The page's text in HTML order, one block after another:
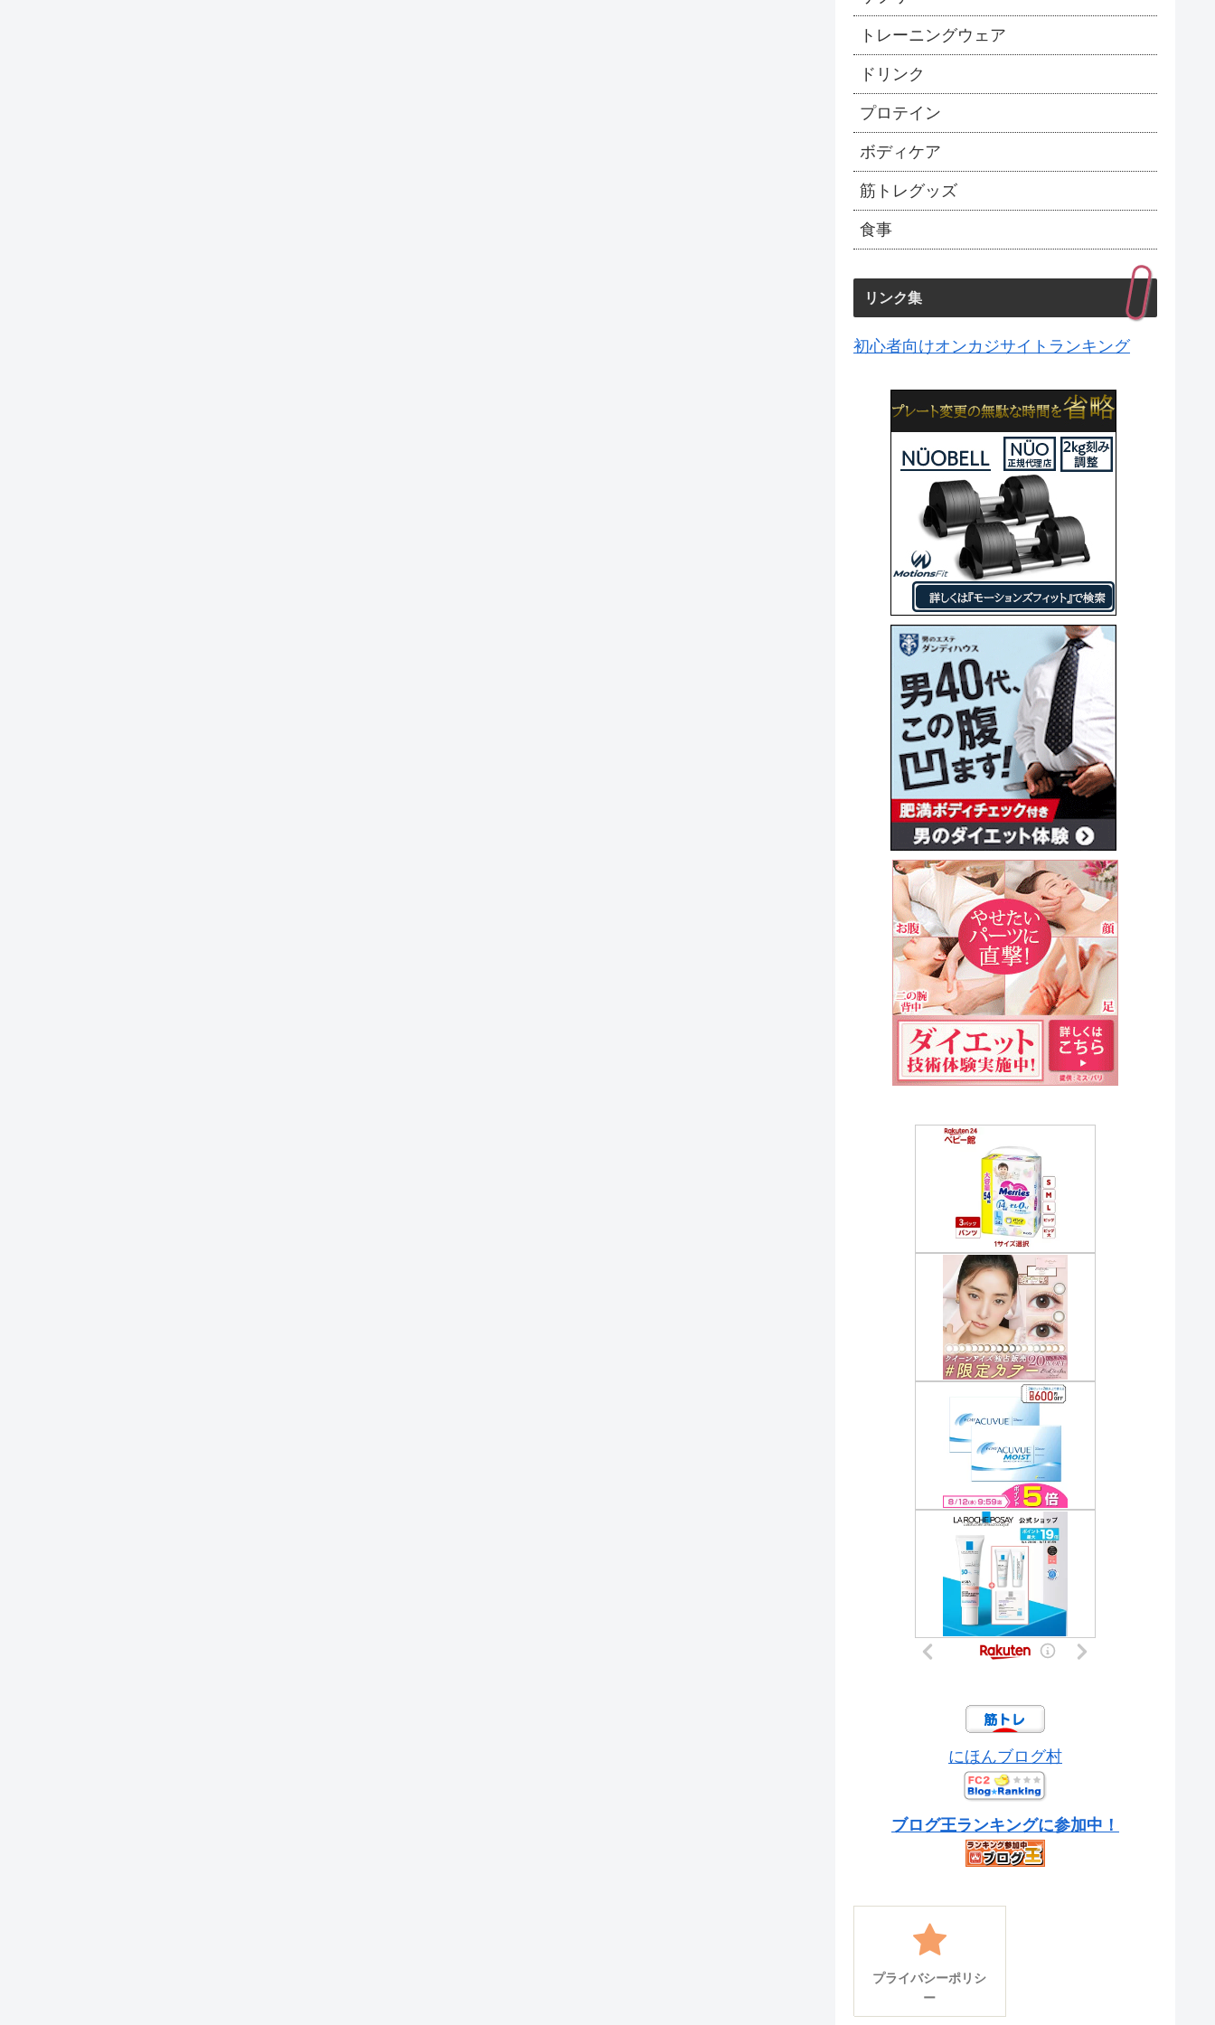
トレーニングウェア
ドリンク
プロテイン
ボディケア
筋トレグッズ
食事
リンク集
初心者向けオンカジサイトランキング
にほんブログ村
ブログ王ランキングに参加中！
プライバシーポリシ
ー